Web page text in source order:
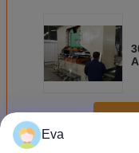
Eva